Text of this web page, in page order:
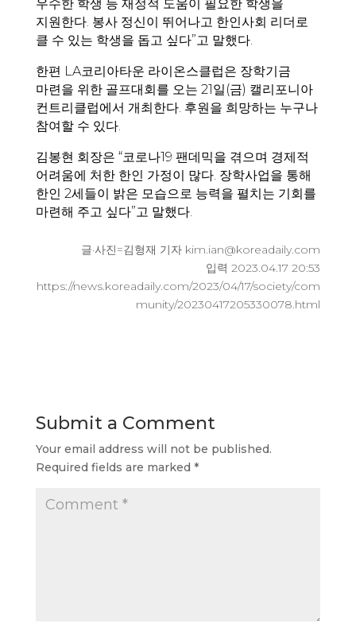
우수한 학생 등 재정적 도움이 필요한 학생을
지원한다. 봉사 정신이 뛰어나고 한인사회 리더로
클 수 있는 학생을 돕고 싶다”고 말했다.
한편 LA코리아타운 라이온스클럽은 장학기금
마련을 위한 골프대회를 오는 21일(금) 캘리포니아
컨트리클럽에서 개최한다. 후원을 희망하는 누구나
참여할 수 있다.
김봉현 회장은 “코로나19 팬데믹을 겪으며 경제적
어려움에 처한 한인 가정이 많다. 장학사업을 통해
한인 2세들이 밝은 모습으로 능력을 펼치는 기회를
마련해 주고 싶다”고 말했다.
글·사진=김형재 기자 kim.ian@koreadaily.com
입력 2023.04.17 20:53
https://news.koreadaily.com/2023/04/17/society/com
munity/20230417205330078.html
Submit a Comment
Your email address will not be published.
Required fields are marked *